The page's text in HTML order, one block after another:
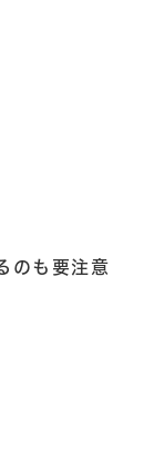
のも要注意